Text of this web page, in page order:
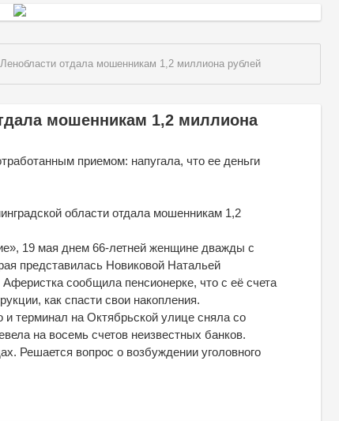
отдала мошенникам 1,2 миллиона рублей
мошенникам 1,2 миллиона
приемом: напугала, что ее деньги
области отдала мошенникам 1,2
19 мая днем 66-летней женщине дважды с
представилась Новиковой Натальей
сообщила пенсионерке, что с её счета
как спасти свои накопления.
терминал на Октябрьской улице сняла со
на восемь счетов неизвестных банков.
Решается вопрос о возбуждении уголовного